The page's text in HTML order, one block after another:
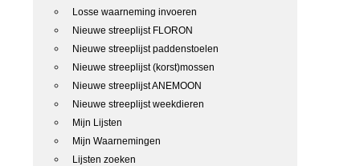
Losse waarneming invoeren
Nieuwe streeplijst FLORON
Nieuwe streeplijst paddenstoelen
Nieuwe streeplijst (korst)mossen
Nieuwe streeplijst ANEMOON
Nieuwe streeplijst weekdieren
Mijn Lijsten
Mijn Waarnemingen
Lijsten zoeken